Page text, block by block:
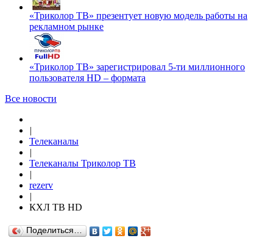
«Триколор ТВ» презентует новую модель работы на
рекламном рынке
«Триколор ТВ» зарегистрировал 5-ти миллионного
пользователя HD – формата
Все новости
|
Телеканалы
|
Телеканалы Триколор ТВ
|
rezerv
|
КХЛ ТВ HD
Поделиться…